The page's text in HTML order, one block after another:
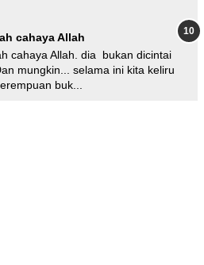
cahaya Allah
cahaya Allah. dia bukan dicintai
mungkin... selama ini kita keliru
buk...